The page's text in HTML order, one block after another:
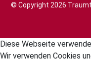
© Copyright 2026
Diese Webseite
Wir verwenden Cookies